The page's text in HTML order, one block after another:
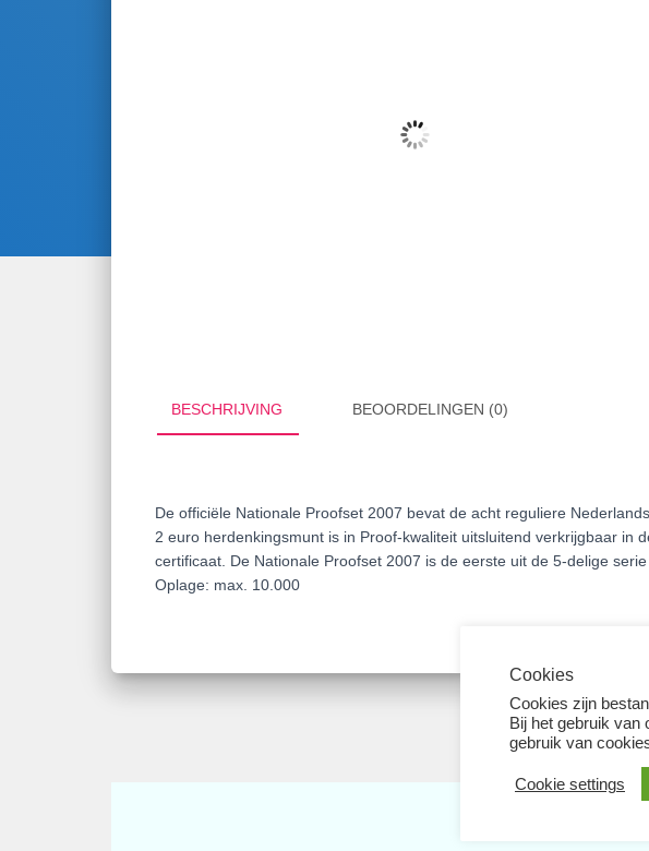
BESCHRIJVING BEOORDELINGEN (0)
De officiële Nationale Proofset 2007 bevat de acht reguliere
2 euro herdenkingsmunt is in Proof-kwaliteit uitsluitend verkrijgbaar in
certificaat. De Nationale Proofset 2007 is de eerste uit de 5-delige
Oplage: max. 10.000
Cookies
Cookies zijn
Bij het gebruik van
gebruik van
Cookie settings